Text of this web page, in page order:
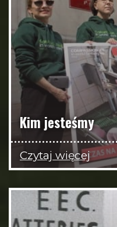
Kim jesteśmy
Czytaj więcej